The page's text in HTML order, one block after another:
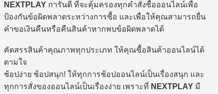
NEXTPLAY การันตี ที่จะคุ้มครองทุกคำสั่งซื้อออนไลน์เพื่อ
ป้องกันข้อผิดพลาดระหว่างการซื้อ และเพื่อให้คุณสามารถยื่น
คำขอเงินคืนหรือคืนสินค้าหากพบข้อผิดพลาดได้
คัดสรรสินค้าคุณภาพทุกประเภท ให้คุณซื้อสินค้าออนไลน์ได้
ตามใจ
ช้อปง่าย ช้อปสนุก! ให้ทุกการช้อปออนไลน์เป็นเรื่องสนุก และ
ทุกการสั่งของออนไลน์เป็นเรื่องง่าย เพราะที่ NEXTPLAY มี